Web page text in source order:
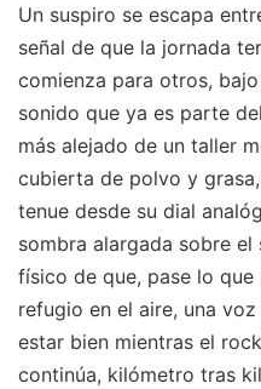
Un suspiro se escapa
señal de que la jornada
comienza para otros,
sonido que ya es parte
más alejado de un taller
cubierta de polvo y
tenue desde su dial
sombra alargada sobre
físico de que, pase lo que
refugio en el aire, una
estar bien mientras el
continúa, kilómetro tras